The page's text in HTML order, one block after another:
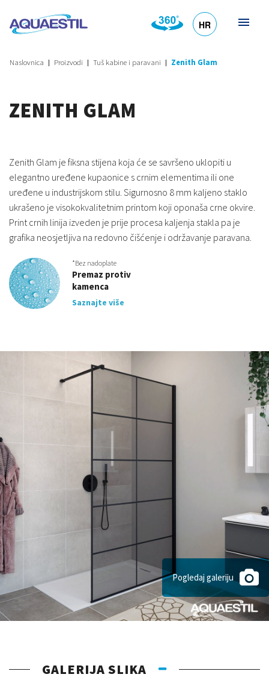
HR
Naslovnica Proizvodi Tuš kabine i paravani Zenith Glam
ZENITH GLAM
Zenith Glam je fiksna stijena koja će se savršeno uklopiti u
elegantno uređene kupaonice s crnim elementima ili one
uređene u industrijskom stilu. Sigurnosno 8 mm kaljeno staklo
ukrašeno je visokokvalitetnim printom koji oponaša crne okvire.
Print crnih linija izveden je prije procesa kaljenja stakla pa je
grafika neosjetljiva na redovno čišćenje i održavanje paravana.
*Bez nadoplate
Premaz protiv
kamenca
Saznajte više
Pogledaj galeriju
GALERIJA SLIKA